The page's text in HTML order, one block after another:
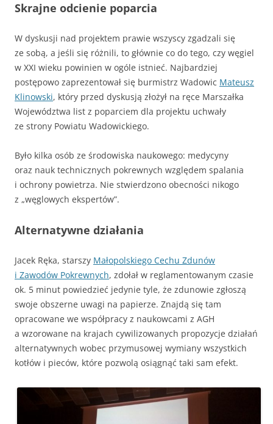
Skrajne odcienie poparcia
W dyskusji nad projektem prawie wszyscy zgadzali się
ze sobą, a jeśli się różnili, to głównie co do tego, czy węgiel
w XXI wieku powinien w ogóle istnieć. Najbardziej
postępowo zaprezentował się burmistrz Wadowic Mateusz
Klinowski, który przed dyskusją złożył na ręce Marszałka
Województwa list z poparciem dla projektu uchwały
ze strony Powiatu Wadowickiego.
Było kilka osób ze środowiska naukowego: medycyny
oraz nauk technicznych pokrewnych względem spalania
i ochrony powietrza. Nie stwierdzono obecności nikogo
z „węglowych ekspertów”.
Alternatywne działania
Jacek Ręka, starszy Małopolskiego Cechu Zdunów
i Zawodów Pokrewnych, zdołał w reglamentowanym czasie
ok. 5 minut powiedzieć jedynie tyle, że zdunowie zgłoszą
swoje obszerne uwagi na papierze. Znajdą się tam
opracowane we współpracy z naukowcami z AGH
a wzorowane na krajach cywilizowanych propozycje działań
alternatywnych wobec przymusowej wymiany wszystkich
kotłów i pieców, które pozwolą osiągnąć taki sam efekt.